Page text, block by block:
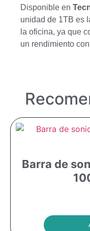
Disponible en
unidad de 1TB es
la oficina, ya que
un rendimiento
Barra de